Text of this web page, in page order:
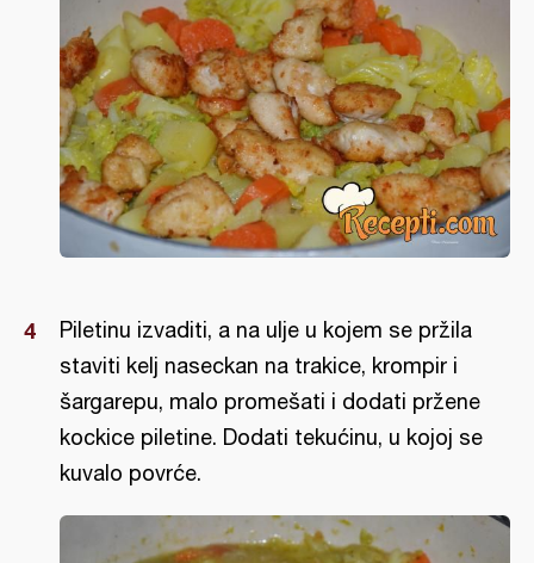
Piletinu izvaditi, a na ulje u kojem se pržila
staviti kelj naseckan na trakice, krompir i
šargarepu, malo promešati i dodati pržene
kockice piletine. Dodati tekućinu, u kojoj se
kuvalo povrće.